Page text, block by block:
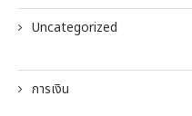
Uncategorized
การเงิน